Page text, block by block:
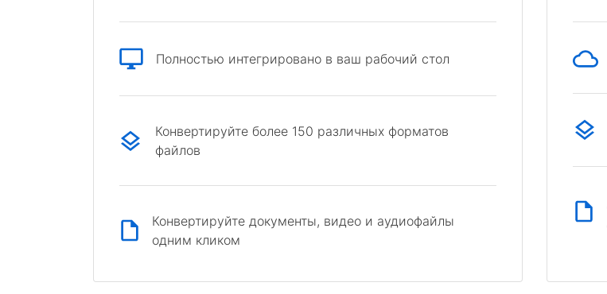
Полностью интегрировано в ваш рабочий стол
Конвертируйте более 150 различных форматов
файлов
Конвертируйте документы, видео и аудиофайлы
одним кликом